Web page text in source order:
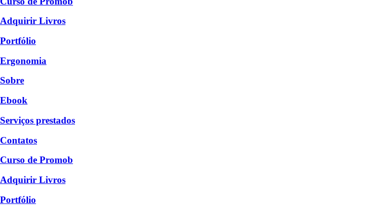
Adquirir Livros
Portfólio
Ergonomia
Sobre
Ebook
Serviços prestados
Contatos
Curso de Promob
Adquirir Livros
Portfólio